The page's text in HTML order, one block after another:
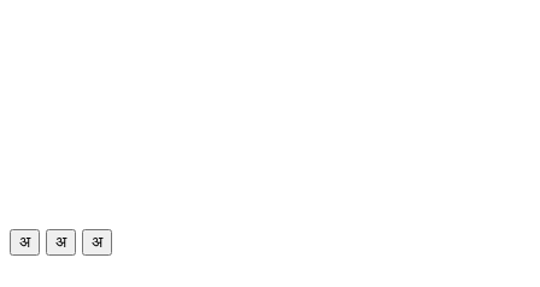
अ अ अ